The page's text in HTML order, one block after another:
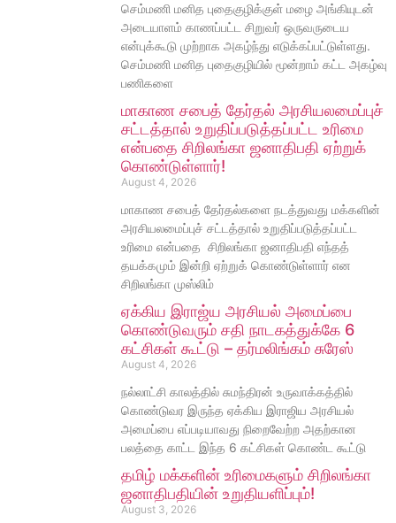
செம்மணி மனித புதைகுழிக்குள் மழை அங்கியுடன்
அடையாளம் காணப்பட்ட சிறுவர் ஒருவருடைய
என்புக்கூடு முற்றாக அகழ்ந்து எடுக்கப்பட்டுள்ளது.
செம்மணி மனித புதைகுழியில் மூன்றாம் கட்ட அகழ்வு
பணிகளை
மாகாண சபைத் தேர்தல் அரசியலமைப்புச்
சட்டத்தால் உறுதிப்படுத்தப்பட்ட உரிமை
என்பதை சிறிலங்கா ஜனாதிபதி ஏற்றுக்
கொண்டுள்ளார்!
August 4, 2026
மாகாண சபைத் தேர்தல்களை நடத்துவது மக்களின்
அரசியலமைப்புச் சட்டத்தால் உறுதிப்படுத்தப்பட்ட
உரிமை என்பதை சிறிலங்கா ஜனாதிபதி எந்தத்
தயக்கமும் இன்றி ஏற்றுக் கொண்டுள்ளார் என
சிறிலங்கா முஸ்லிம்
ஏக்கிய இராஜ்ய அரசியல் அமைப்பை
கொண்டுவரும் சதி நாடகத்துக்கே 6
கட்சிகள் கூட்டு – தர்மலிங்கம் சுரேஸ்
August 4, 2026
நல்லாட்சி காலத்தில் சுமந்திரன் உருவாக்கத்தில்
கொண்டுவர இருந்த ஏக்கிய இராஜிய அரசியல்
அமைப்பை எப்படியாவது நிறைவேற்ற அதற்கான
பலத்தை காட்ட இந்த 6 கட்சிகள் கொண்ட கூட்டு
தமிழ் மக்களின் உரிமைகளும் சிறிலங்கா
ஜனாதிபதியின் உறுதியளிப்பும்!
August 3, 2026